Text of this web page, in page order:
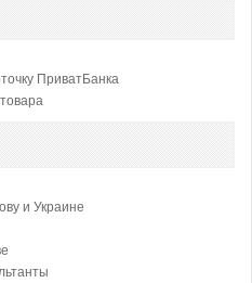
ПриватБанка
и Украине